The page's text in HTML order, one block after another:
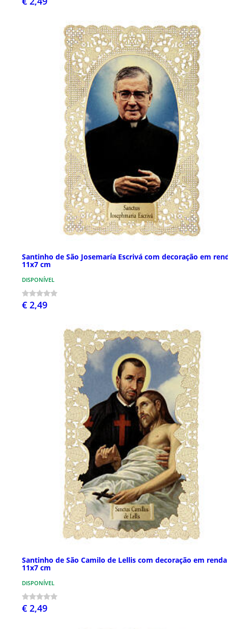
Santinho de São Josemaría Escrivá com decoração em
11x7 cm
DISPONÍVEL
€ 2,49
Santinho de São Camilo de Lellis com decoração em renda
11x7 cm
DISPONÍVEL
€ 2,49